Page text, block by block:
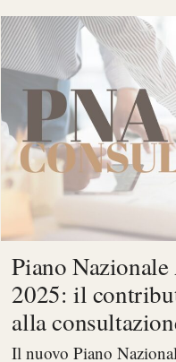
Piano
2025: il
alla
Il nuovo Piano